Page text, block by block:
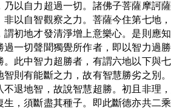
以自力超過一切。諸佛子菩薩摩訶
非以自智觀察之力。菩薩今住第七地
謂初地才發清淨增上意樂心。是則應
過一切聲聞獨覺所作者，即以智力過
。此中智力超勝者，有謂六地以下與
智則有能斷之力，故有智慧勝劣之別
不退地智，故說智慧超勝。初且非理
生，須斷盡其種子。即此斷德亦共二